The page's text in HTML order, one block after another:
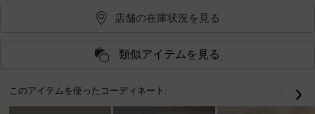
店舗の在庫状況を見る
類似アイテムを見る
このアイテムを使ったコーディネート: 戻る